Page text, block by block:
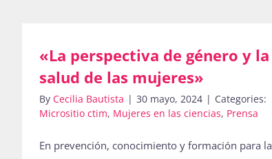
«La perspectiva de género y la
salud de las mujeres»
By Cecilia Bautista | 30 mayo, 2024 | Categories:
Micrositio ctim, Mujeres en las ciencias, Prensa
En prevención, conocimiento y formación para la